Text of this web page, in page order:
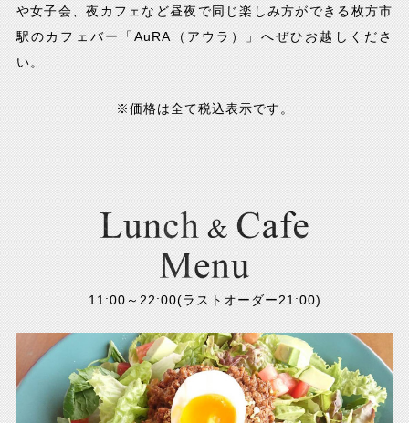
や女子会、夜カフェなど昼夜で同じ楽しみ方ができる枚方市
駅のカフェバー「AuRA（アウラ）」へぜひお越しくださ
い。
※価格は全て税込表示です。
11:00～22:00(ラストオーダー21:00)